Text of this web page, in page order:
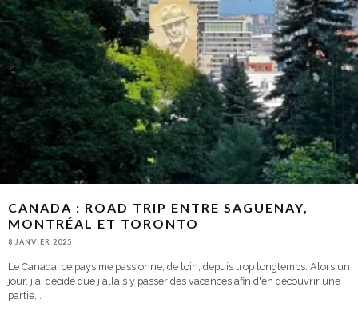
CANADA : ROAD TRIP ENTRE SAGUENAY,
MONTRÉAL ET TORONTO
8 JANVIER 2025
Le Canada, ce pays me passionne, de loin, depuis trop longtemps. Alors un
jour, j'ai décidé que j'allais y passer des vacances afin d'en découvrir une
partie